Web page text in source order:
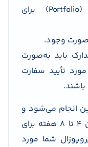
نمونه کارهای پژوهشی (Portfolio) برای
صورت وجود.
باید به‌صورت
تأیید سفارت
انجام می‌شود و
معمولاً پس از ارسال، دانشگاه بین ۴ تا ۸ هفته برای
شما مورد